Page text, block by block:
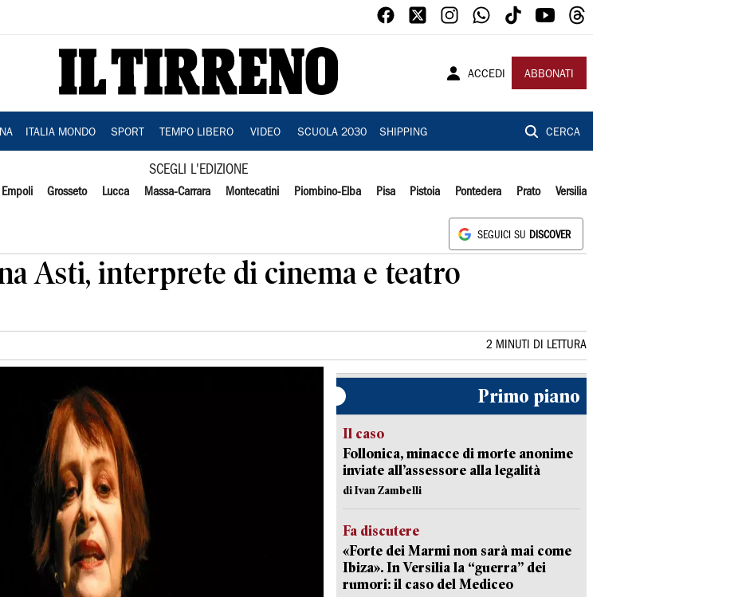
ACCEDI ABBONATI
ITALIA MONDO SPORT TEMPO LIBERO VIDEO SCUOLA 2030 SHIPPING CERCA
SCEGLI L'EDIZIONE
Empoli Grosseto Lucca Massa-Carrara Montecatini Piombino-Elba Pisa Pistoia Pontedera Prato Versilia
SEGUICI SU DISCOVER
Asti, interprete di cinema e teatro
2 MINUTI DI LETTURA
Primo piano
Il caso
Follonica, minacce di morte anonime
inviate all’assessore alla legalità
di Ivan Zambelli
Fa discutere
«Forte dei Marmi non sarà mai come
Ibiza». In Versilia la “guerra” dei
rumori: il caso del Mediceo